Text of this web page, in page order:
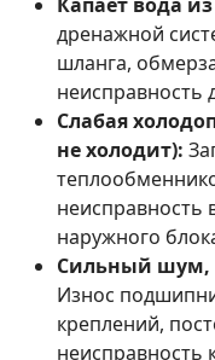
дренажной
шланга,
неисправность
Слабая
не холодит):
неисправность
наружного
Сильный шум,
Износ
креплений,
неисправность